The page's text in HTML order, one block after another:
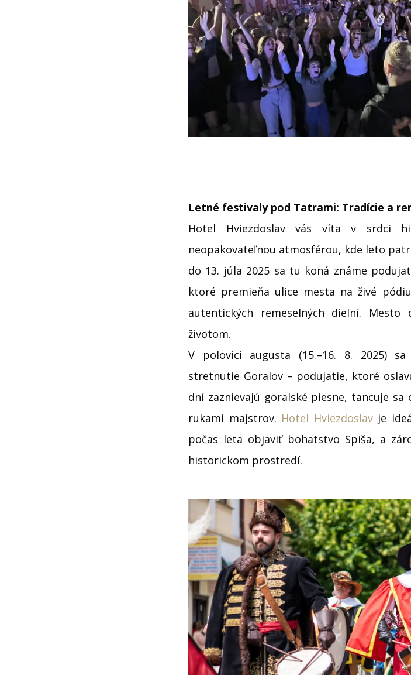
Letné festivaly pod Tatrami: Tradície a
Hotel Hviezdoslav vás víta v srdci
neopakovateľnou atmosférou, kde leto
do 13. júla 2025 sa tu koná známe
ktoré premieňa ulice mesta na živé
autentických remeselných dielní.
životom.
V polovici augusta (15.–16. 8. 2025)
stretnutie Goralov – podujatie, ktoré
dní zaznievajú goralské piesne, tancuje
rukami majstrov. Hotel Hviezdoslavje
počas leta objaviť bohatstvo Spiša, a
historickom prostredí.